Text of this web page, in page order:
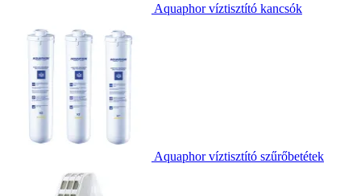
Aquaphor víztisztító kancsók
Aquaphor víztisztító szűrőbetétek